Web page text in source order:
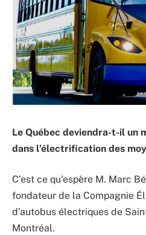
Le Québec deviendra-t-il un
dans l’électrification des
C’est ce qu’espère M. Marc
fondateur de la Compagnie
d’autobus électriques de
Montréal.